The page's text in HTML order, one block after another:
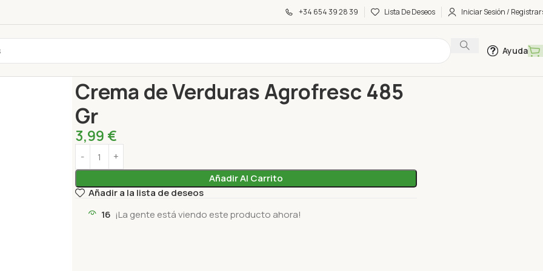
+34 654 39 28 39 Lista De Deseos Iniciar Sesión /
Ayuda
Crema de Verduras Agrofresc 485
Gr
3,99 €
Añadir Al Carrito
Añadir a la lista de deseos
16 ¡La gente está viendo este producto ahora!